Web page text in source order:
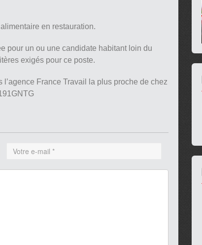
en restauration.
pour un ou une candidate habitant loin du
exigés pour ce poste.
France Travail la plus proche de chez